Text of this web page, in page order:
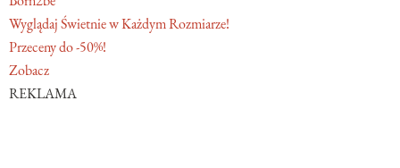
Wyglądaj Świetnie w Każdym Rozmiarze!
Przeceny do -50%!
Zobacz
REKLAMA